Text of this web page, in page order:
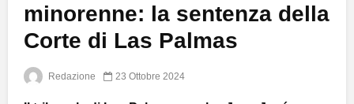
minorenne: la sentenza della
Corte di Las Palmas
Redazione 23 Ottobre 2024